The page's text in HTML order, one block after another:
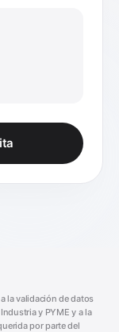
la validación de datos
y PYME y a la
por parte del